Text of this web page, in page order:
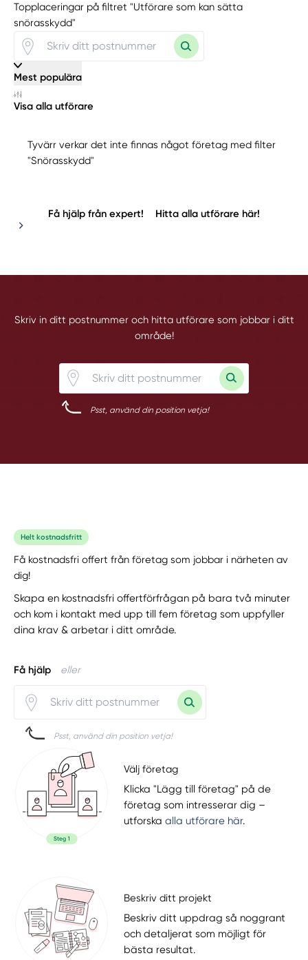
Topplaceringar på filtret "Utförare som kan sätta
snörasskydd"
Mest populära
Visa alla utförare
Tyvärr verkar det inte finnas något företag med filter
"Snörasskydd"
Få hjälp från expert! Hitta alla utförare här!
Skriv in ditt postnummer och hitta utförare som jobbar i ditt
område!
Psst, använd din position vetja!
Helt kostnadsfritt
Få kostnadsfri offert från företag som jobbar i närheten av
dig!
Skapa en kostnadsfri offertförfrågan på bara två minuter
och kom i kontakt med upp till fem företag som uppfyller
dina krav & arbetar i ditt område.
Få hjälp eller
Psst, använd din position vetja!
Välj företag
Klicka "Lägg till företag" på de
företag som intresserar dig –
utforskaalla utförare här.
Beskriv ditt projekt
Beskriv ditt uppdrag så noggrant
och detaljerat som möjligt för
bästa resultat.